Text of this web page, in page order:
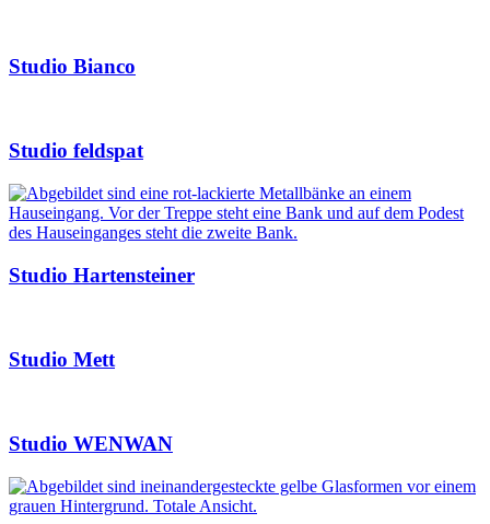
Studio Bianco
Studio feldspat
Studio Hartensteiner
Studio Mett
Studio WENWAN